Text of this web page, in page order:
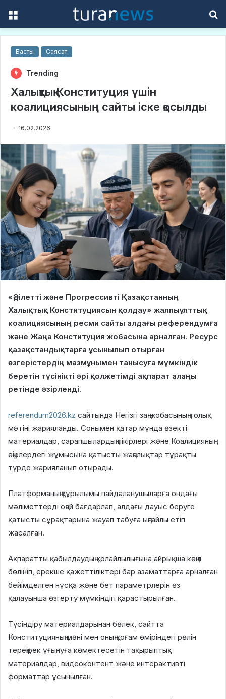
Басты Саясат
Trending
Халықтық Конституция үшін
коалициясының сайты іске қосылды
16.02.2026
«Әділетті және Прогрессивті Қазақстанның
Халықтық Конституциясын қолдау» жалпыұлттық
коалициясының ресми сайты алдағы референдумға
және Жаңа Конституция жобасына арналған. Ресурс
қазақстандықтарға ұсынылып отырған
өзгерістердің мазмұнымен танысуға мүмкіндік
беретін түсінікті әрі қолжетімді ақпарат алаңы
ретінде әзірленді.
referendum2026.kz сайтында Негізгі заң жобасының толық
мәтіні жарияланды. Сонымен қатар мұнда өзекті
материалдар, сарапшылардың пікірлері және Коалицияның
өңірлердегі жұмысына қатысты жаңалықтар тұрақты
түрде жарияланып отырады.
Платформаның құрылымы пайдаланушыларға ондағы
мәліметтерді оңай бағдарлап, алдағы дауыс беруге
қатысты сұрақтарына жауап табуға ыңғайлы етіп
жасалған.
Ақпаратты қабылдаудың қолайлылығына айрықша көңіл
бөлініп, ерекше қажеттіліктері бар азаматтарға арналған
бейімделген нұсқа және бет параметрлерін өз
қалауынша өзгерту мүмкіндігі қарастырылған.
Түсіндіру материалдарынан бөлек, сайтта
Конституцияның мәні мен оның қоғам өміріндегі рөлін
тереңірек ұғынуға көмектесетін тақырыптық
материалдар, видеоконтент және интерактивті
форматтар ұсынылған.